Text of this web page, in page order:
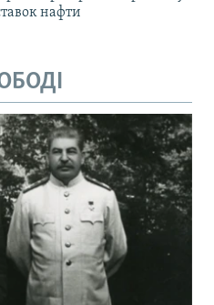
нафти